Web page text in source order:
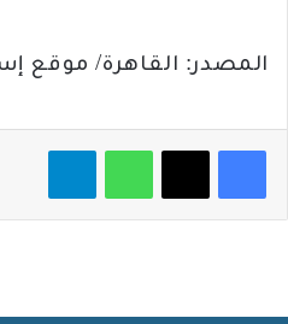
المصدر: القاهرة/ موقع
فيسبوك‫X واتساب تيلقرام